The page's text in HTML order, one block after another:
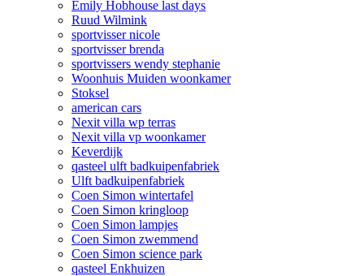
Emily Hobhouse last days
Ruud Wilmink
sportvisser nicole
sportvisser brenda
sportvissers wendy stephanie
Woonhuis Muiden woonkamer
Stoksel
american cars
Nexit villa wp terras
Nexit villa vp woonkamer
Keverdijk
qasteel ulft badkuipenfabriek
Ulft badkuipenfabriek
Coen Simon wintertafel
Coen Simon kringloop
Coen Simon lampjes
Coen Simon zwemmend
Coen Simon science park
qasteel Enkhuizen